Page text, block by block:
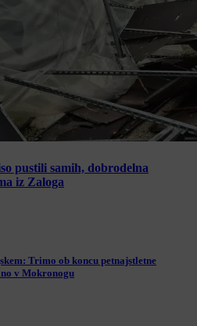
pustili samih, dobrodelna
iz Zaloga
Trimo ob koncu petnajstletne
v Mokronogu